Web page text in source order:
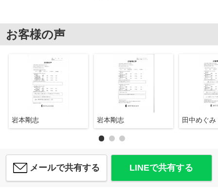
お客様の声
岩本剛志 岩本剛志 田中めぐみ
メールで共有する LINEで共有する